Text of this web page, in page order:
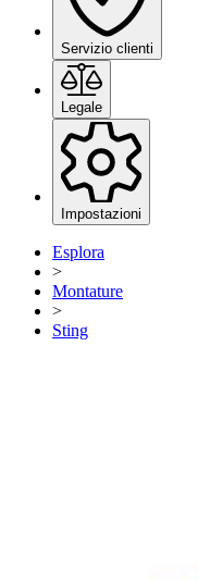
Servizio clienti
Legale
Impostazioni
Esplora
>
Montature
>
Sting